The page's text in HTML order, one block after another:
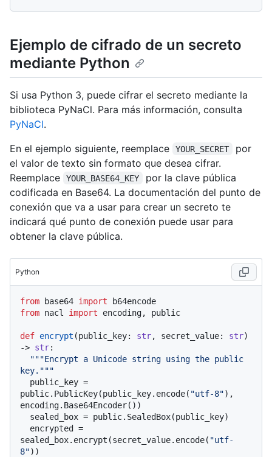
Ejemplo de cifrado de un secreto
mediante Python
Si usa Python 3, puede cifrar el secreto mediante la
biblioteca PyNaCl. Para más información, consulta
PyNaCl.
En el ejemplo siguiente, reemplace
YOUR_SECRET
por
el valor de texto sin formato que desea cifrar.
Reemplace
YOUR_BASE64_KEY
por la clave pública
codificada en Base64. La documentación del punto de
conexión que va a usar para crear un secreto te
indicará qué punto de conexión puede usar para
obtener la clave pública.
Python
from base64 import
from nacl import encoding, public
def encrypt (public_key: str, secret_value: str)
-> str:
"""Encrypt a Unicode string using the public
key."""
public.PublicKey(public_key.encode( "utf-8"),
encoding.Base64Encoder())
sealed_box.encrypt(secret_value.encode( "utf-
8"))